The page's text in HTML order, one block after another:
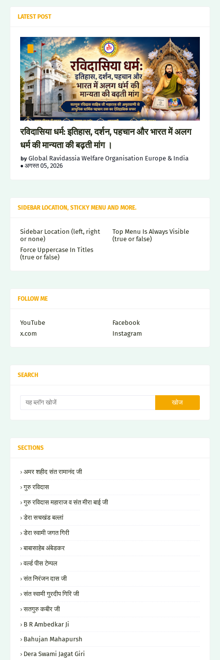
LATEST POST
रविदासिया धर्म: इतिहास, दर्शन, पहचान और भारत में अलग
धर्म की मान्यता की बढ़ती मांग ।
Global Ravidassia Welfare Organisation Europe & India
अगस्त 05, 2026
SIDEBAR LOCATION, STICKY MENU AND MORE.
Sidebar Location (left, right
or none)
Top Menu Is Always Visible
(true or false)
Force Uppercase In Titles
(true or false)
FOLLOW ME
YouTube
Facebook
x.com
Instagram
SEARCH
SECTIONS
अमर शहीद संत रामानंद जी
गुरु रविदास
गुरु रविदास महाराज व संत मीरा बाई जी
डेरा सचखंड बल्लां
डेरा स्वामी जगत गिरी
बाबासाहेब अंबेडकर
वर्ल्ड पीस टेम्पल
संत निरंजन दास जी
संत स्वामी गुरदीप गिरि जी
सतगुरु कबीर जी
B R Ambedkar Ji
Bahujan Mahapursh
Dera Swami Jagat Giri